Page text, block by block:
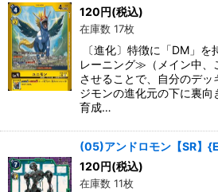
120円(税込)
在庫数 17枚
〔進化〕特徴に「DM」
レーニング≫（メイン中、
させることで、自分のデ
ジモンの進化元の下に裏向
育成…
(05)アンドロモン【SR】
120円(税込)
在庫数 11枚